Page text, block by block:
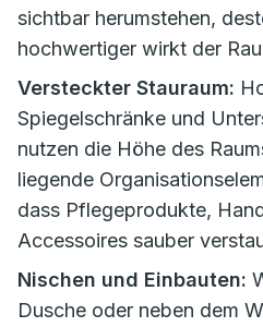
sichtbar herumstehen,
hochwertiger wirkt der
Versteckter Stauraum:
Spiegelschränke und
nutzen die Höhe des
liegende
dass Pflegeprodukte,
Accessoires sauber
Nischen und Einbauten:
Dusche oder neben dem